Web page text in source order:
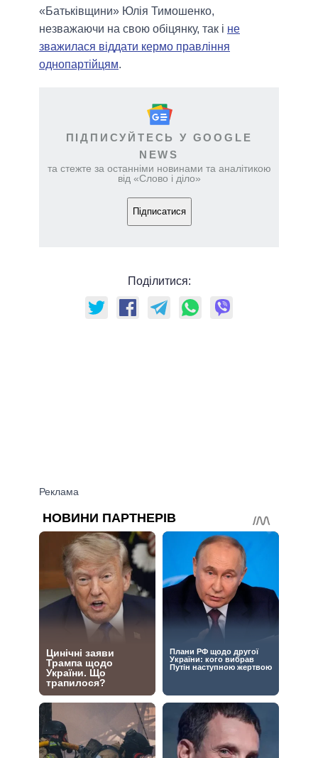
«Батьківщини» Юлія Тимошенко,
незважаючи на свою обіцянку, так і не
зважилася віддати кермо правління
однопартійцям.
ПІДПИСУЙТЕСЬ У GOOGLE
NEWS
та стежте за останніми новинами та аналітикою
від «Слово і діло»
Підписатися
Поділитися: